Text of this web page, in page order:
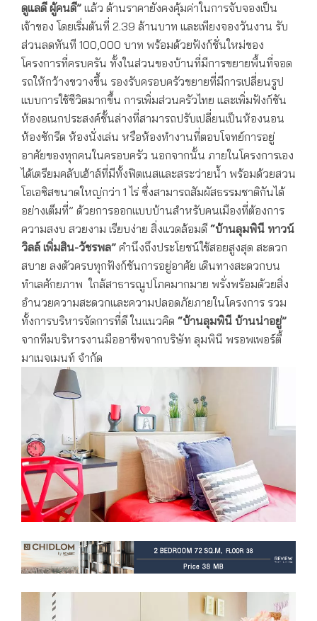
ดูแลดี ผู้คนดี” แล้ว ด้านราคายังคงคุ้มค่าในการจับจองเป็น
เจ้าของ โดยเริ่มต้นที่ 2.39 ล้านบาท และเพียงจองวันงาน รับ
ส่วนลดทันที 100,000 บาท พร้อมด้วยฟังก์ชั่นใหม่ของ
โครงการที่ครบครัน ทั้งในส่วนของบ้านที่มีการขยายพื้นที่จอด
รถให้กว้างขวางขึ้น รองรับครอบครัวขยายที่มีการเปลี่ยนรูป
แบบการใช้ชีวิตมากขึ้น การเพิ่มส่วนครัวไทย และเพิ่มฟังก์ชัน
ห้องอเนกประสงค์ชั้นล่างที่สามารถปรับเปลี่ยนเป็นห้องนอน
ห้องซักรีด ห้องนั่งเล่น หรือห้องทำงานที่ตอบโจทย์การอยู่
อาศัยของทุกคนในครอบครัว นอกจากนั้น ภายในโครงการเอง
ได้เตรียมคลับเฮ้าส์ที่มีทั้งฟิตเนสและสระว่ายน้ำ พร้อมด้วยสวน
โอเอซิสขนาดใหญ่กว่า 1 ไร่ ซึ่งสามารถสัมผัสธรรมชาติกันได้
อย่างเต็มที่” ด้วยการออกแบบบ้านสำหรับคนเมืองที่ต้องการ
ความสงบ สวยงาม เรียบง่าย สิ่งแวดล้อมดี “บ้านลุมพินี ทาวน์
วิลล์ เพิ่มสิน-วัชรพล” คำนึงถึงประโยชน์ใช้สอยสูงสุด สะดวก
สบาย ลงตัวครบทุกฟังก์ชันการอยู่อาศัย เดินทางสะดวกบน
ทำเลศักยภาพ ใกล้สาธารณูปโภคมากมาย พรั่งพร้อมด้วยสิ่ง
อำนวยความสะดวกและความปลอดภัยภายในโครงการ รวม
ทั้งการบริหารจัดการที่ดี ในแนวคิด “บ้านลุมพินี บ้านน่าอยู่”
จากทีมบริหารงานมืออาชีพจากบริษัท ลุมพินี พรอพเพอร์ตี้
มาเนจเมนท์ จำกัด